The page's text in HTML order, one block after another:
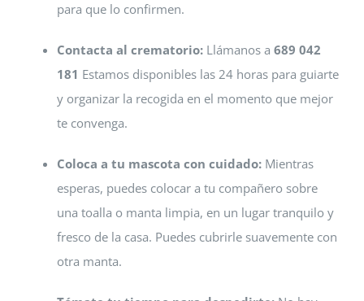
para que lo confirmen.
Contacta al crematorio: Llámanos a 689 042
181 Estamos disponibles las 24 horas para guiarte
y organizar la recogida en el momento que mejor
te convenga.
Coloca a tu mascota con cuidado: Mientras
esperas, puedes colocar a tu compañero sobre
una toalla o manta limpia, en un lugar tranquilo y
fresco de la casa. Puedes cubrirle suavemente con
otra manta.